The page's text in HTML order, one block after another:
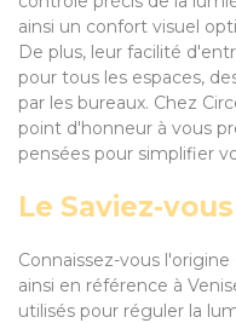
ainsi un confort visuel
De plus, leur facilité
pour tous les espaces,
par les bureaux. Chez
point d'honneur à vous
pensées pour simplifier
Le Saviez-
Connaissez-vous
ainsi en référence à
utilisés pour réguler la